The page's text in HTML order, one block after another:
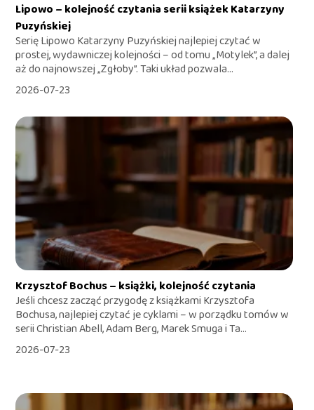
Lipowo – kolejność czytania serii książek Katarzyny
Puzyńskiej
Serię Lipowo Katarzyny Puzyńskiej najlepiej czytać w
prostej, wydawniczej kolejności – od tomu „Motylek”, a dalej
aż do najnowszej „Zgłoby”. Taki układ pozwala...
2026-07-23
Krzysztof Bochus – książki, kolejność czytania
Jeśli chcesz zacząć przygodę z książkami Krzysztofa
Bochusa, najlepiej czytać je cyklami – w porządku tomów w
serii Christian Abell, Adam Berg, Marek Smuga i Ta...
2026-07-23